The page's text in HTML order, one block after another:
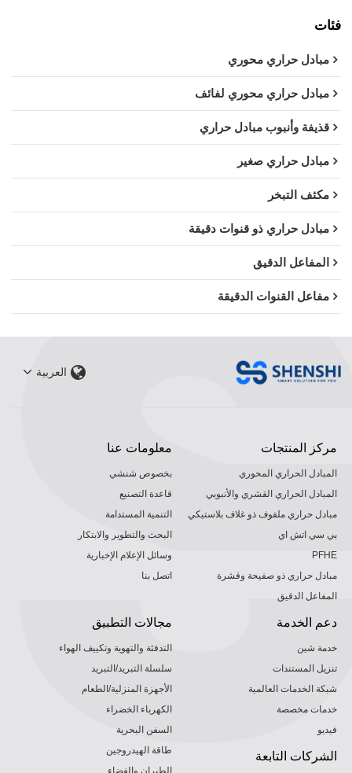
فئات
مبادل حراري محوري
مبادل حراري محوري لفائف
قذيفة وأنبوب مبادل حراري
مبادل حراري صغير
مكثف التبخر
مبادل حراري ذو قنوات دقيقة
المفاعل الدقيق
مفاعل القنوات الدقيقة
العربية
معلومات عنا
بخصوص شنشي
قاعدة التصنيع
التنمية المستدامة
البحث والتطوير والابتكار
وسائل الإعلام الإخبارية
اتصل بنا
مركز المنتجات
المبادل الحراري المحوري
المبادل الحراري القشري والأنبوبي
مبادل حراري ملفوف ذو غلاف بلاستيكي
بي سي اتش اي
PFHE
مبادل حراري ذو صفيحة وقشرة
المفاعل الدقيق
مجالات التطبيق
التدفئة والتهوية وتكييف الهواء
سلسلة التبريد/التبريد
الأجهزة المنزلية/الطعام
الكهرباء الخضراء
السفن البحرية
طاقة الهيدروجين
دعم الخدمة
خدمة شين
تنزيل المستندات
شبكة الخدمات العالمية
خدمات مخصصة
فيديو
الشركات التابعة